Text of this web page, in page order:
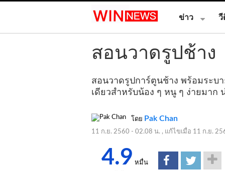
ข่าว วี
สอนวาดรูปช้าง
สอนวาดรูปการ์ตูนช้าง พร้อมระบ
เดียวสำหรับน้อง ๆ หนู ๆ ง่ายมาก
โดย Pak Chan
11 ก.ย. 2560 - 02.08 น. , แก้ไขเมื่อ 11 ก.ย.
4.9 หมื่น